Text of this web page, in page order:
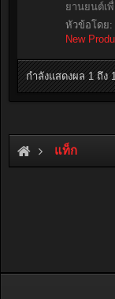
ยานยนต์เ
หัวข้อโดย:
New
กำลังแสดงผล 1 ถึง
แท็ก